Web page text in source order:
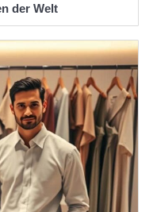
der Welt